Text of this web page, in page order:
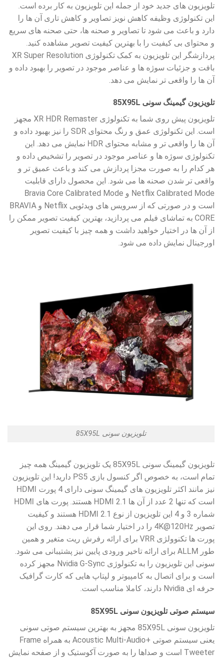
تلویزیون های جدید خود از جمله این تلویزیون به کار برده است.
این تکنولوژی وظیفه کاهش نویز تصاویر و کاهش تاری آن ها را
دارد و باعث می شود تا تصاویر و صحنه ها، حتی صحنه های سریع
و محتوای بی کیفیت را با بهترین کیفیت تصویر مشاهده کنید.
پردازشگر این تلویزیون به کمک تکنولوژی XR Super Resolution
بافت و جزئیات سوژه ها و عناصر موجود در تصویر را بهبود داده و
آن ها را واقعی تر نمایش می دهد.
تلویزیون گیمینگ سونی 85X95L
تلویزیون پیش روی شما به تکنولوژی XR HDR Remaster مجهز
است. این تکنولوژی عمق و رنگ محتوای SDR را نیز بهبود داده و
آن ها را واقعی تر و مشابه محتوای HDR نمایش می دهد. این
تکنولوژی سوژه ها و عناصر موجود در تصویر را تشخیص داده و
هر کدام را به صورت مجزا پردازش می کند و باعث عمیق تر و
واقعی تر شدن صحنه ها می شود. این محصول دارای قابلیت
Netflix Calibrated Mode و Bravia Core Calibrated Mode
است و در صورتی که از سرویس های ویدئویی Netflix و BRAVIA
CORE به تماشای فیلم می پردازید، بهترین کیفیت تصویر ممکن را
از آن ها در اختیار خواهید داشت و همه چیز با کیفیت تصویر
اورجینال نمایش داده می شود.
تلویزیون سونی 85X95L
تلویزیون گیمینگ سونی 85X95L یک تلویزیون گیمینگ همه چیز
تمام است، به خصوص اگر کنسول بازی PS5 دارید! این تلویزیون
نیز مانند اکثر تلویزیون های گیمینگ سونی دارای 4 پورت HDMI
است که تنها 2 عدد از آن ها HDMI 2.1 هستند. پورت های HDMI
شماره 3 و 4 این تلویزیون از نوع HDMI 2.1 هستند و کیفیت
تصویر 4K@120Hz را در اختیار شما قرار می دهند. روی این
پورت ها تکنوولژی VRR برای ارائه رفرش ریت متغیر و همین
طور ALLM برای ارائه تاخیر ورودی پایین نیز پشتیبانی می شود.
سونی این تلویزیون را به تکنولوژی Nvidia G-Sync مجهز کرده
است و برای اتصال به کامپیوتر و لپتاپ هایی که کارت گرافیک
حرفه ای Nvidia دارند، کاملا مناسب است.
سیستم صوتی تلویزیون سونی 85X95L
تلویزیون سونی 85X95L مجهز به بهترین سیستم صوتی سونی
یعنی سیستم صوتی Acoustic Multi-Audio+
به همراه Frame
Tweeter است و صداها را به صورت آکوستیک و از صفحه نمایش